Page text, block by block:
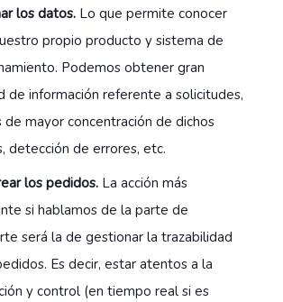
los datos. Lo que permite conocer
propio producto y sistema de
Podemos obtener gran
de información referente a solicitudes,
de mayor concentración de dichos
detección de errores, etc.
los pedidos. La acción más
si hablamos de la parte de
será la de gestionar la trazabilidad
Es decir, estar atentos a la
y control (en tiempo real si es